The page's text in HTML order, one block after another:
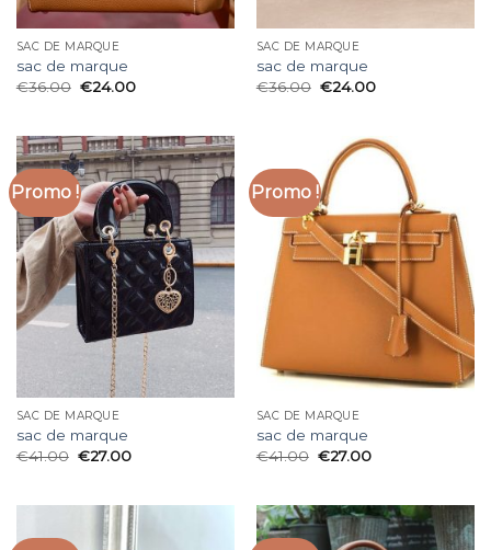
SAC DE MARQUE
sac de marque
€36.00 €24.00
SAC DE MARQUE
sac de marque
€36.00 €24.00
Promo !
SAC DE MARQUE
sac de marque
€41.00 €27.00
Promo !
SAC DE MARQUE
sac de marque
€41.00 €27.00